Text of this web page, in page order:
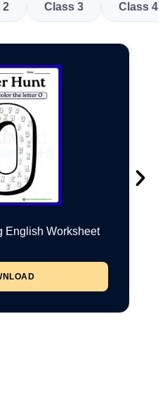
2 Class 3 Class 4
English Worksheet